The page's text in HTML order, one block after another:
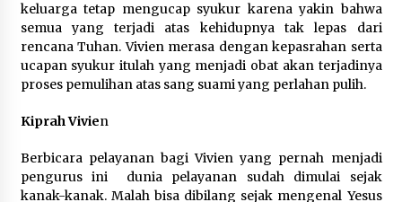
keluarga tetap mengucap syukur karena yakin bahwa
semua yang terjadi atas kehidupnya tak lepas dari
rencana Tuhan. Vivien merasa dengan kepasrahan serta
ucapan syukur itulah yang menjadi obat akan terjadinya
proses pemulihan atas sang suami yang perlahan pulih.
Kiprah Vivien
Berbicara pelayanan bagi Vivien yang pernah menjadi
pengurus ini dunia pelayanan sudah dimulai sejak
kanak-kanak. Malah bisa dibilang sejak mengenal Yesus